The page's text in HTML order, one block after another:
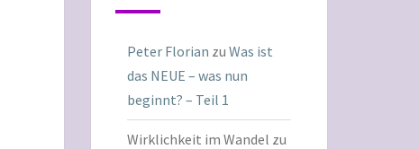
Peter Florian zu Was ist
das NEUE – was nun
beginnt? – Teil 1
Wirklichkeit im Wandel zu